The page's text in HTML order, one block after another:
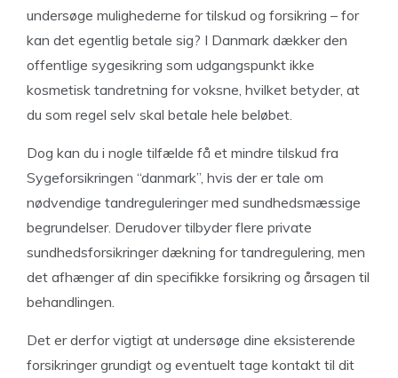
undersøge mulighederne for tilskud og forsikring – for
kan det egentlig betale sig? I Danmark dækker den
offentlige sygesikring som udgangspunkt ikke
kosmetisk tandretning for voksne, hvilket betyder, at
du som regel selv skal betale hele beløbet.
Dog kan du i nogle tilfælde få et mindre tilskud fra
Sygeforsikringen “danmark”, hvis der er tale om
nødvendige tandreguleringer med sundhedsmæssige
begrundelser. Derudover tilbyder flere private
sundhedsforsikringer dækning for tandregulering, men
det afhænger af din specifikke forsikring og årsagen til
behandlingen.
Det er derfor vigtigt at undersøge dine eksisterende
forsikringer grundigt og eventuelt tage kontakt til dit